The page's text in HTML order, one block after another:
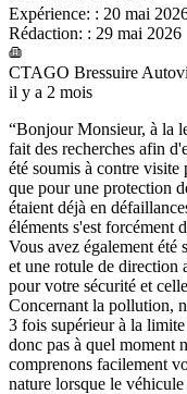
Expérience: : 20 mai
Rédaction: : 29 mai 2026
CTAGO Bressuire
il y a 2 mois
“Bonjour Monsieur, à la
fait des recherches afin
été soumis à contre visite
que pour une protection
étaient déjà en
éléments s'est forcément
Vous avez également été
et une rotule de direction
pour votre sécurité et
Concernant la pollution,
3 fois supérieur à la
donc pas à quel moment
comprenons facilement
nature lorsque le